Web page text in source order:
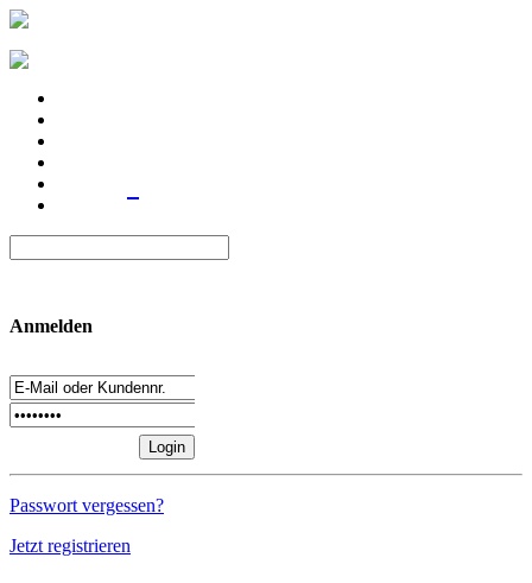
Anmelden
Passwort vergessen?
Jetzt registrieren